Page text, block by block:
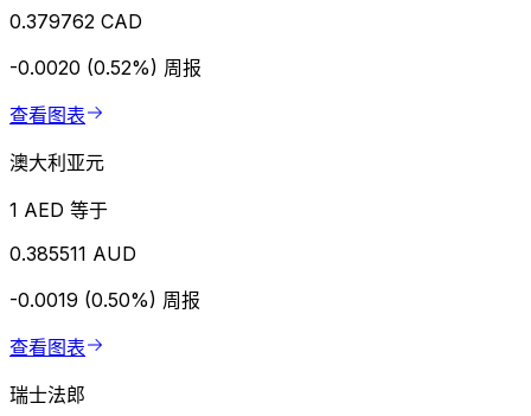
0.379762 CAD
-0.0020 (0.52%) 周报
查看图表
澳大利亚元
1 AED 等于
0.385511 AUD
-0.0019 (0.50%) 周报
查看图表
瑞士法郎